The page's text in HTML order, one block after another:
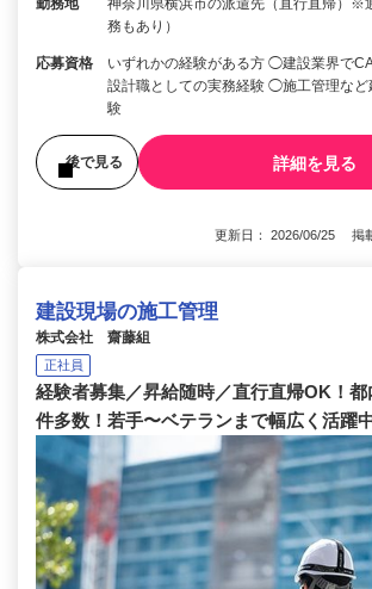
勤務地
神奈川県横浜市の派遣先（直行直帰）※
務もあり）
応募資格
いずれかの経験がある方 ◯建設業界で
設計職としての実務経験 ◯施工管理など
験
後で見る 詳細を見る
更新日： 2026/06/25 掲
建設現場の施工管理
株式会社 齋藤組
正社員
経験者募集／昇給随時／直行直帰OK！
件多数！若手〜ベテランまで幅広く活躍